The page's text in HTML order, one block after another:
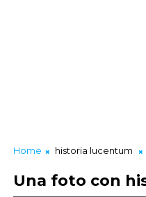
Home historia lucentum
Una foto con